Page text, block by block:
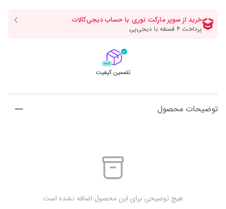
تضمین کیفیت
توضیحات محصول
هیچ توضیحی برای این محصول اضافه نشده است.